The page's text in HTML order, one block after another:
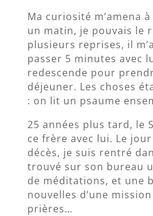
Ma curiosité m’amena
un matin, je pouvais le
plusieurs reprises, il
passer 5 minutes avec
redescende pour
déjeuner. Les choses
: on lit un psaume
25 années plus tard, le
ce frère avec lui. Le
décès, je suis rentré
trouvé sur son bureau
de méditations, et une
nouvelles d’une
prières…